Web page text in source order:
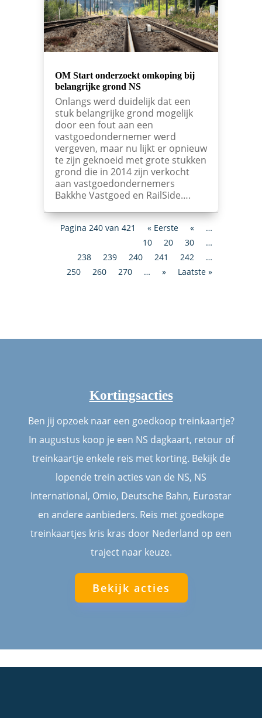
OM Start onderzoekt omkoping bij
belangrijke grond NS
Onlangs werd duidelijk dat een
stuk belangrijke grond mogelijk
door een fout aan een
vastgoedondernemer werd
vergeven, maar nu lijkt er opnieuw
te zijn geknoeid met grote stukken
grond die in 2014 zijn verkocht
aan vastgoedondernemers
Bakkhe Vastgoed en RailSide….
Pagina 240 van 421 « Eerste «
…
10
20 30
…
238
239 240 241 242
…
250
260 270 … » Laatste »
Kortingsacties
Ben jij opzoek naar een goedkoop treinkaartje?
In augustus koop je een NS dagkaart, retour of
treinkaartje enkele reis met korting. Bekijk de
lopende trein acties van de NS, NS
International, Omio, Deutsche Bahn, Eurostar
en andere aanbieders. Reis met goedkope
treinkaartjes kris kras door Nederland op een
traject naar keuze.
Bekijk acties